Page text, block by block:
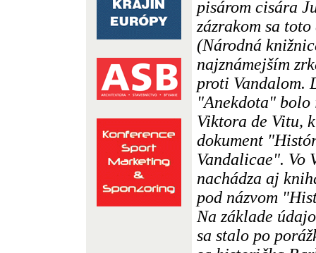
pisárom cisára
zázrakom sa
(Národná
najznámejším
proti Vandalom.
"Anekdota"
Viktora de Vitu,
dokument
Vandalicae". Vo
nachádza aj
pod názvom
Na základe
sa stalo po